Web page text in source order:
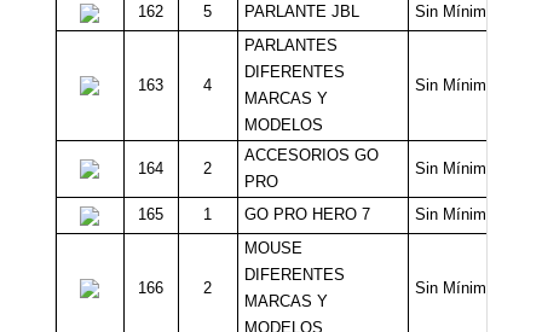
162
5 PARLANTE JBL Sin Mínimo
163 4
PARLANTES
DIFERENTES
MARCAS Y
MODELOS
Sin Mínimo
164 2
ACCESORIOS GO
PRO
Sin Mínimo
165 1 GO PRO HERO 7 Sin Mínimo
166 2
MOUSE
DIFERENTES
MARCAS Y
MODELOS
Sin Mínimo